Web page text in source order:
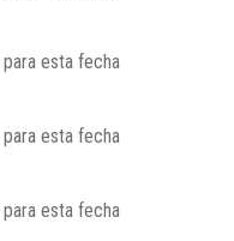
esta fecha
esta fecha
esta fecha